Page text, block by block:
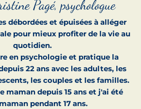
Pagé, psychologue
débordées et épuisées à alléger
pour mieux profiter de la vie au
quotidien.
en psychologie et pratique la
22 ans avec les adultes, les
les couples et les familles.
maman depuis 15 ans et j'ai été
pendant 17 ans.